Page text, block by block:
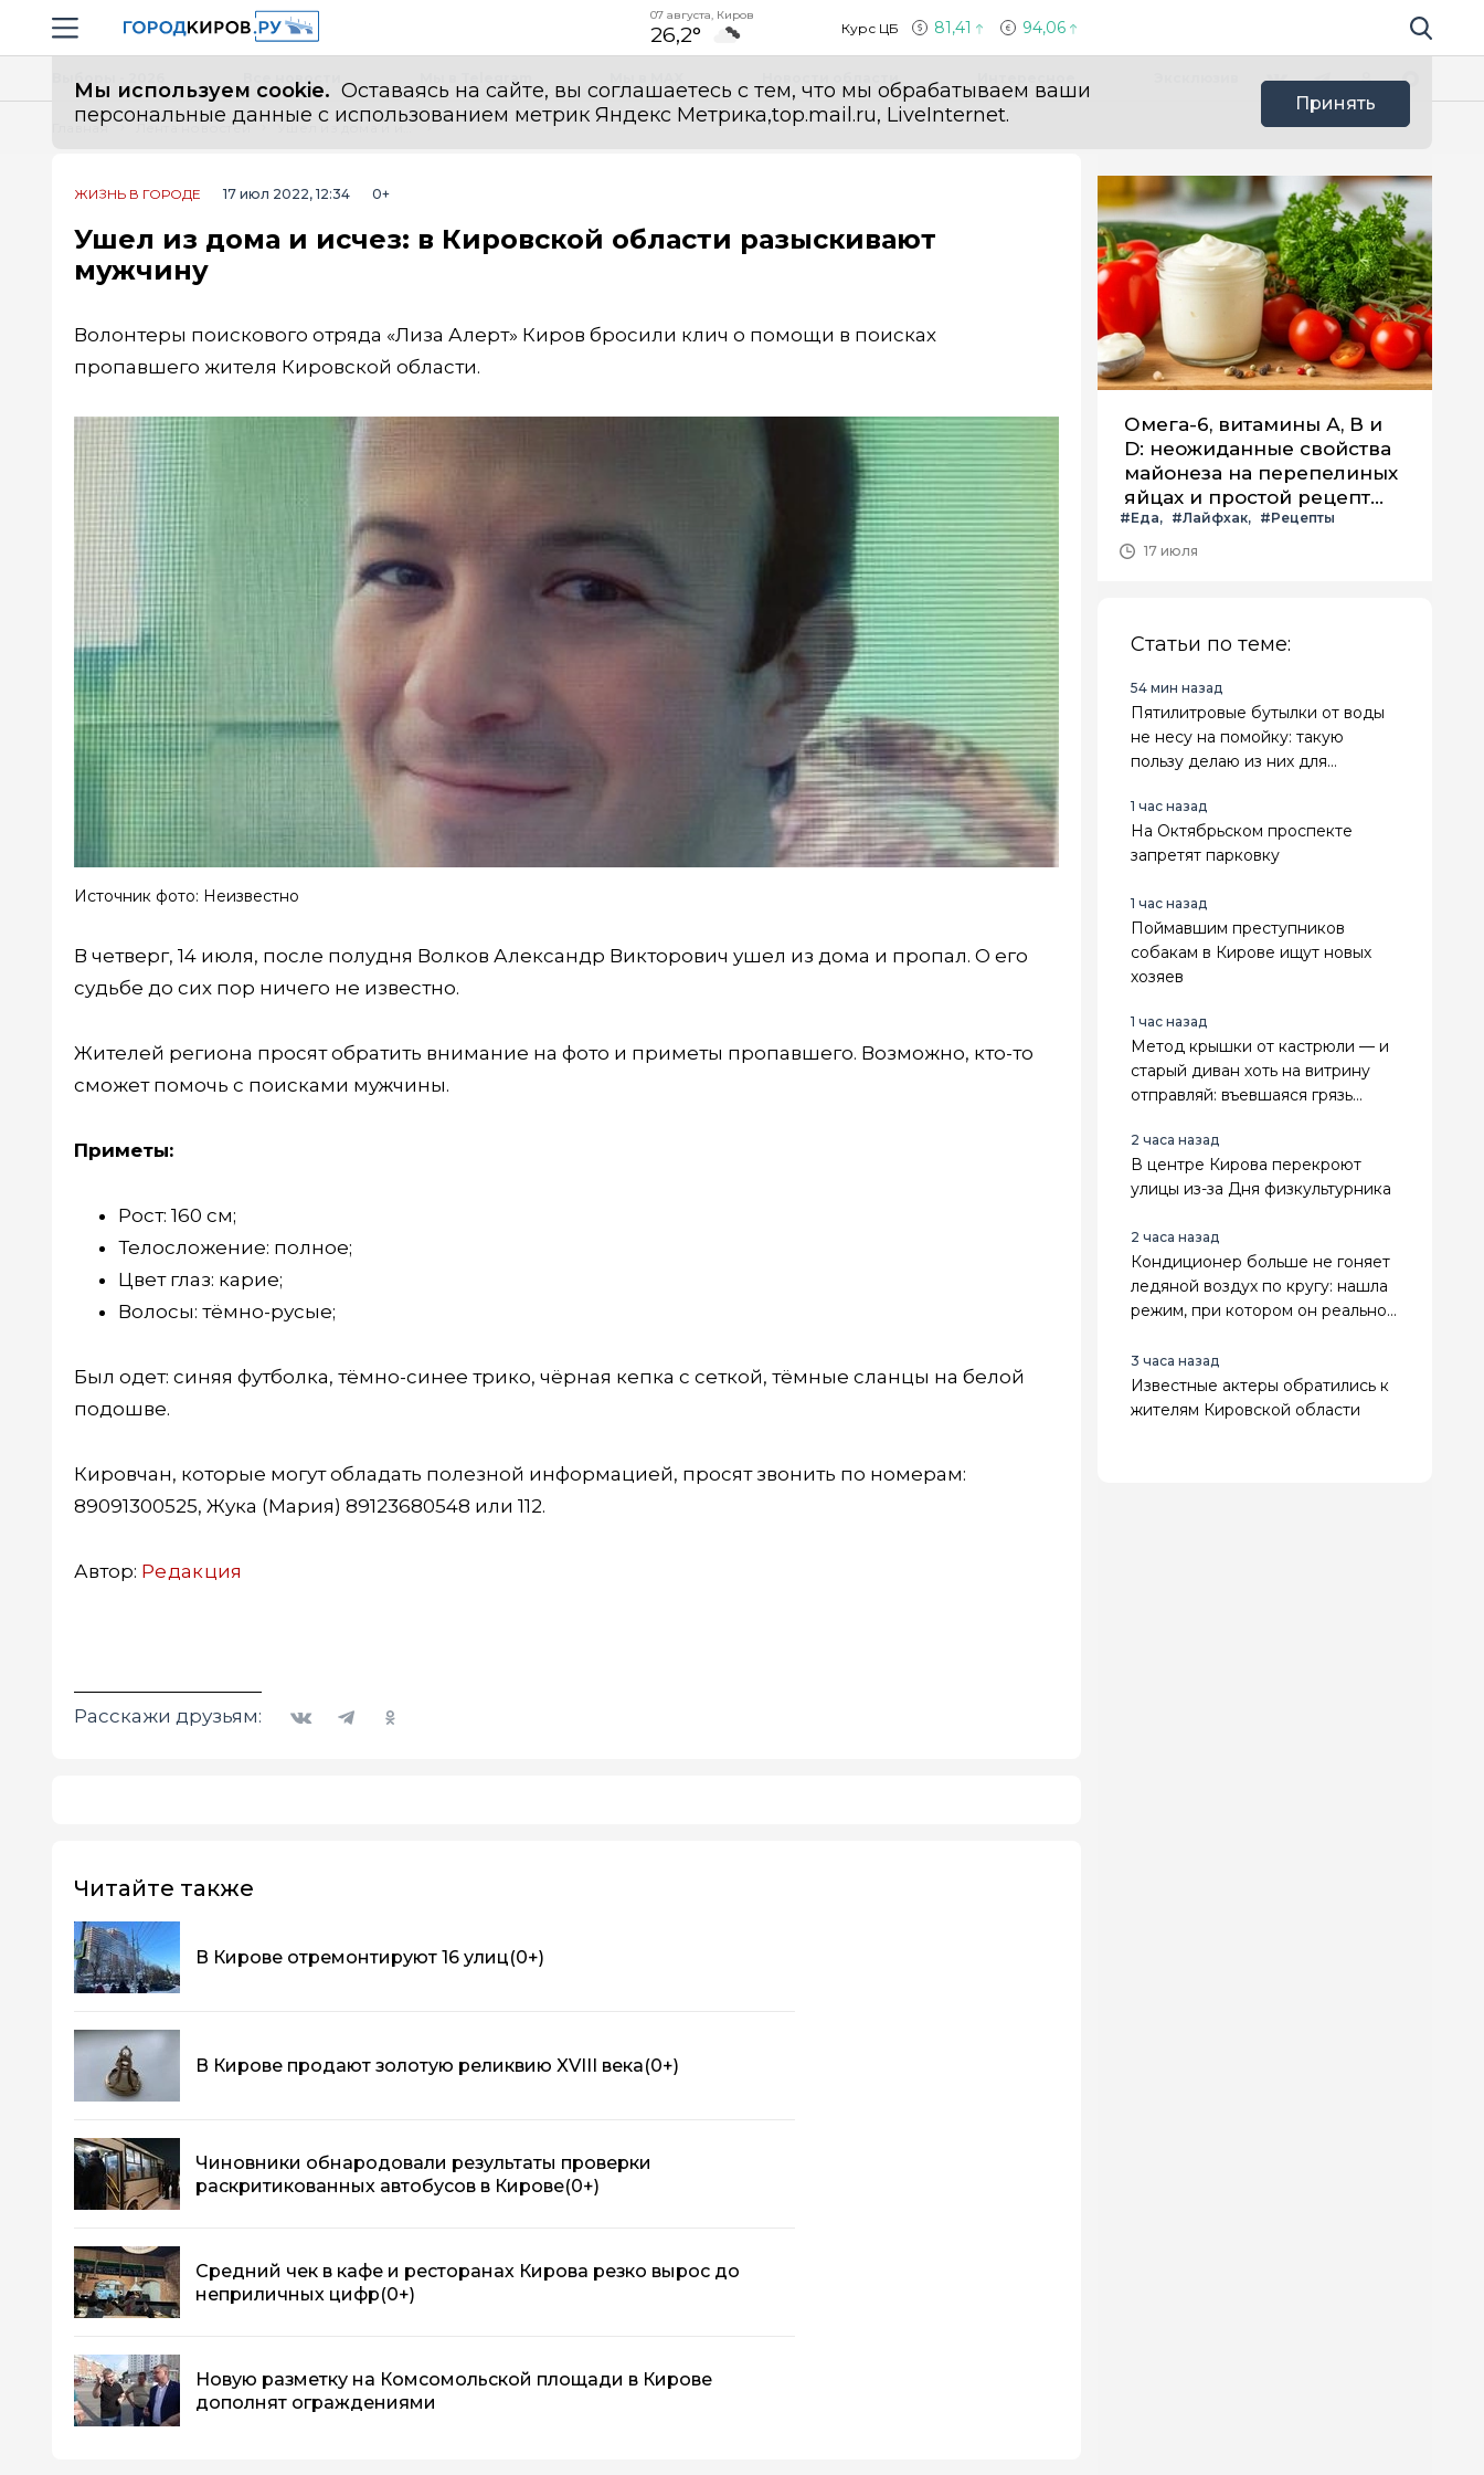
Навигация сайта
07 августа, Киров
26,2° Курс ЦБ 81,41 94,06 Поиск по
Мы используем cookie. Оставаясь на сайте, вы соглашаетесь с тем, что мы обрабатываем ваши
персональные данные с использованием метрик Яндекс Метрика,top.mail.ru, LiveInternet.
Принять
Все новости
Главная Лента новостей
ЖИЗНЬ В ГОРОДЕ 17 июл 2022, 12:34 0+
Ушел из дома и исчез: в Кировской области разыскивают
мужчину
Волонтеры поискового отряда «Лиза Алерт» Киров бросили клич о помощи в поисках
пропавшего жителя Кировской области.
Источник фото: Неизвестно
В четверг, 14 июля, после полудня Волков Александр Викторович ушел из дома и пропал. О его
судьбе до сих пор ничего не известно.
Жителей региона просят обратить внимание на фото и приметы пропавшего. Возможно, кто-то
сможет помочь с поисками мужчины.
Приметы:
Рост: 160 см;
Телосложение: полное;
Цвет глаз: карие;
Волосы: тёмно-русые;
Был одет: синяя футболка, тёмно-синее трико, чёрная кепка с сеткой, тёмные сланцы на белой
подошве.
Кировчан, которые могут обладать полезной информацией, просят звонить по номерам:
89091300525, Жука (Мария) 89123680548 или 112.
Автор: Редакция
Расскажи друзьям:
Читайте также
В Кирове отремонтируют 16 улиц(0+)
В Кирове продают золотую реликвию XVIII века(0+)
Чиновники обнародовали результаты проверки
раскритикованных автобусов в Кирове(0+)
Средний чек в кафе и ресторанах Кирова резко вырос до
неприличных цифр(0+)
Новую разметку на Комсомольской площади в Кирове
дополнят ограждениями
Омега-6, витамины А, В и
D: неожиданные свойства
майонеза на перепелиных
яйцах и простой рецепт
летнего салата с ним
#Еда #Лайфхак
#Рецепты
17 июля
Статьи по теме:
54 мин назад
Пятилитровые бутылки от воды
не несу на помойку: такую
пользу делаю из них для
классных идей
1 час назад
На Октябрьском проспекте
запретят парковку
1 час назад
Поймавшим преступников
собакам в Кирове ищут новых
хозяев
1 час назад
Метод крышки от кастрюли — и
старый диван хоть на витрину
отправляй: въевшаяся грязь
2 часа назад
В центре Кирова перекроют
улицы из-за Дня физкультурника
2 часа назад
Кондиционер больше не гоняет
ледяной воздух по кругу: нашла
режим, при котором он реально
3 часа назад
Известные актеры обратились к
жителям Кировской области